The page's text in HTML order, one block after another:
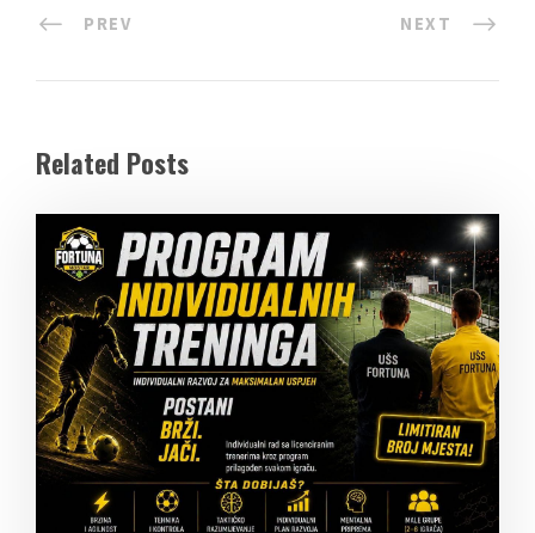
PREV NEXT
Related Posts